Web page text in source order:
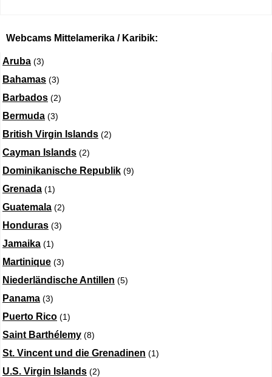
Webcams Mittelamerika / Karibik:
Aruba (3)
Bahamas (3)
Barbados (2)
Bermuda (3)
British Virgin Islands (2)
Cayman Islands (2)
Dominikanische Republik (9)
Grenada (1)
Guatemala (2)
Honduras (3)
Jamaika (1)
Martinique (3)
Niederländische Antillen (5)
Panama (3)
Puerto Rico (1)
Saint Barthélemy (8)
St. Vincent und die Grenadinen (1)
U.S. Virgin Islands (2)